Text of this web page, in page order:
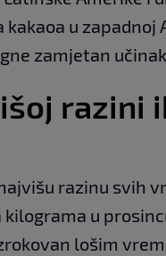
u zapadnoj
zamjetan
razini
razinu svih
u
lošim